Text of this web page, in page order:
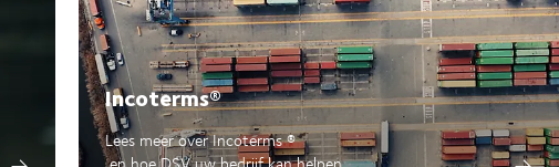
Incoterms®
Lees meer over Incoterms®